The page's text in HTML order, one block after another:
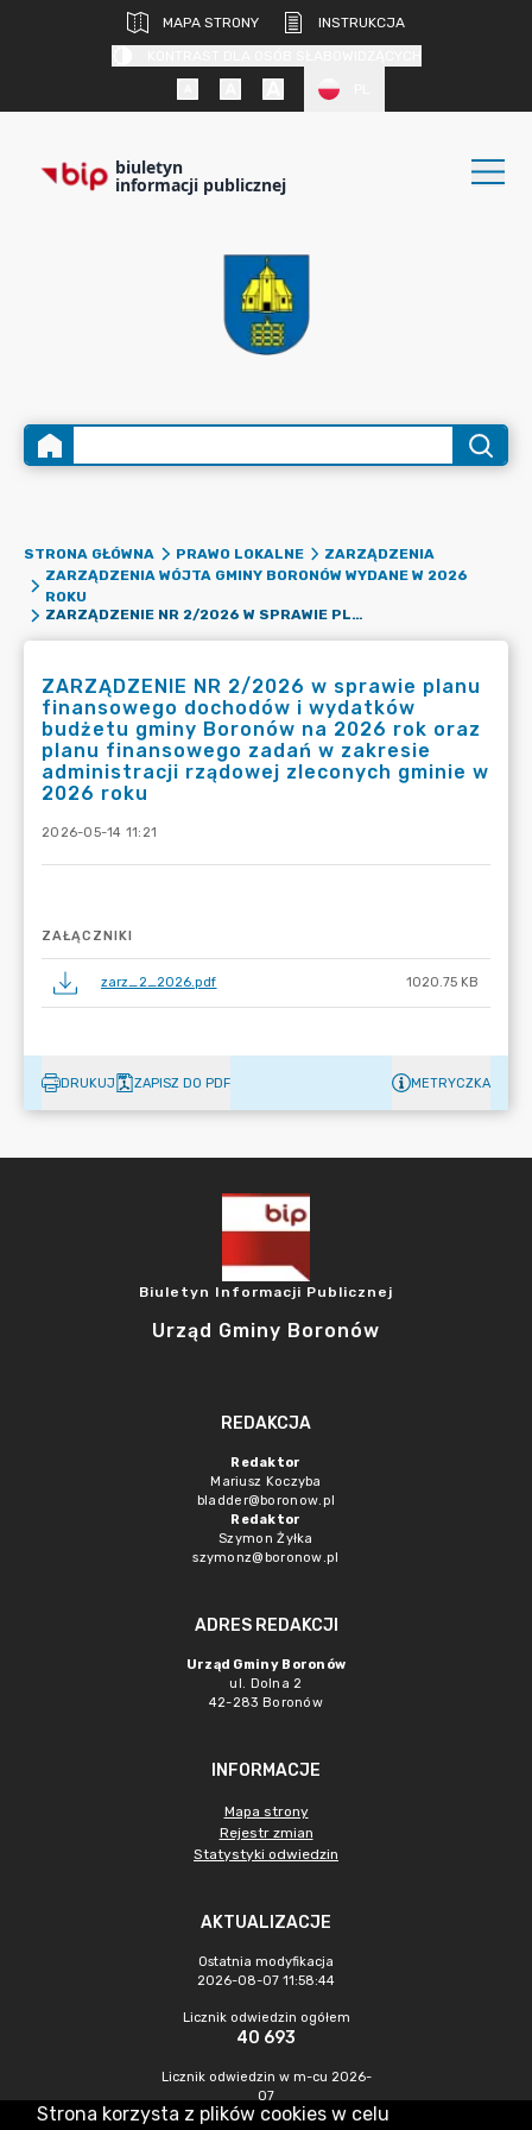
MAPA STRONY
INSTRUKCJA
biuletyn
informacji publicznej
STRONA GŁÓWNA PRAWO LOKALNE
ZARZĄDZENIA
ZARZĄDZENIA WÓJTA GMINY BORONÓW WYDANE W 2026
ROKU
ZARZĄDZENIE NR 2/2026 W SPRAWIE PLANU FINANSOWEGO DOCHODÓW I WYDATKÓW BUDŻETU GMINY BORONÓW NA 2026 ROK ORAZ PLANU FINANSOWEGO ZADAŃ W ZAKRESIE ADMINISTRACJI RZĄDOWEJ ZLECONYCH GMINIE W 2026 ROKU
ZARZĄDZENIE NR 2/2026 w sprawie planu
finansowego dochodów i wydatków
budżetu gminy Boronów na 2026 rok oraz
planu finansowego zadań w zakresie
administracji rządowej zleconych gminie w
2026 roku
2026-05-14 11:21
ZAŁĄCZNIKI
zarz_2_2026.pdf 1020.75 KB
DRUKUJ ZAPISZ DO PDF METRYCZKA
Biuletyn Informacji Publicznej
Urząd Gminy Boronów
REDAKCJA
Redaktor
Mariusz Koczyba
bladder@boronow.pl
Redaktor
Szymon Żyłka
szymonz@boronow.pl
ADRES REDAKCJI
Urząd Gminy Boronów
ul. Dolna 2
42-283 Boronów
INFORMACJE
Mapa strony
Rejestr zmian
Statystyki odwiedzin
AKTUALIZACJE
Ostatnia modyfikacja
2026-08-07 11:58:44
Licznik odwiedzin ogółem
40 693
Licznik odwiedzin w m-cu 2026-
07
330
Strona korzysta z plików cookies w celu